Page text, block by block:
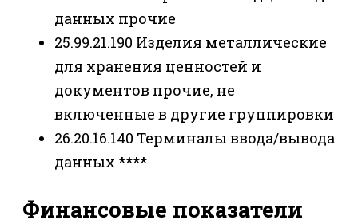
данных прочие
25.99.21.190 Изделия металлические
для хранения ценностей и
документов прочие, не
включенные в другие группировки
26.20.16.140 Терминалы ввода/вывода
данных ****
Финансовые показатели